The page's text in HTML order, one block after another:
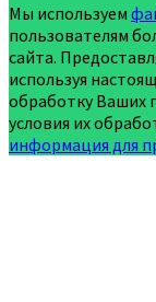
Мы используем
пользователям
сайта.
используя
обработку Ваших
условия их
информация для